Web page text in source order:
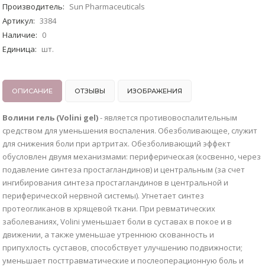
Производитель: Sun Pharmaceuticals
Артикул: 3384
Наличие: 0
Единица: шт.
ОПИСАНИЕ ОТЗЫВЫ ИЗОБРАЖЕНИЯ
Волини гель (Volini gel)- является противовоспалительным
средством для уменьшения воспаления. Обезболивающее, служит
для снижения боли при артритах. Обезболивающий эффект
обусловлен двумя механизмами: периферическая (косвенно, через
подавление синтеза простагландинов) и центральным (за счет
ингибирования синтеза простагландинов в центральной и
периферической нервной системы). Угнетает синтез
протеогликанов в хрящевой ткани. При ревматических
заболеваниях, Volini уменьшает боли в суставах в покое и в
движении, а также уменьшае утреннюю скованность и
припухлость суставов, способствует улучшению подвижности;
уменьшает посттравматические и послеоперационную боль и